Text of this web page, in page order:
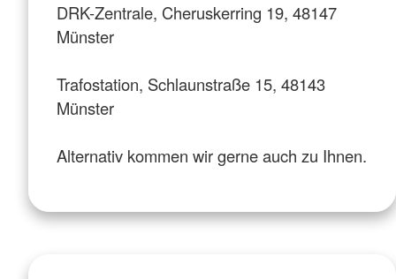
DRK-Zentrale, Cheruskerring 19, 48147
Münster
Trafostation, Schlaunstraße 15, 48143
Münster
Alternativ kommen wir gerne auch zu Ihnen.